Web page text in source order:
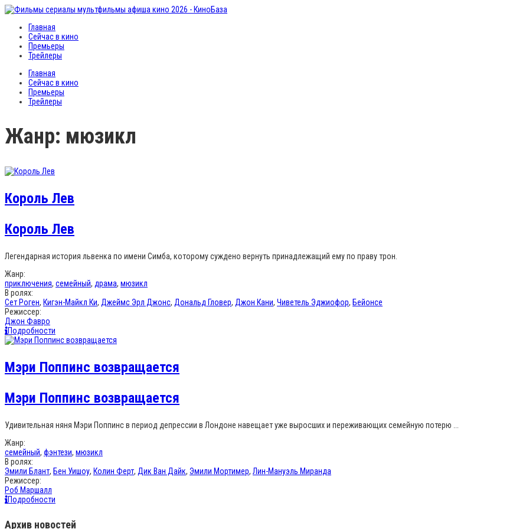
Главная
Сейчас в кино
Премьеры
Трейлеры
Главная
Сейчас в кино
Премьеры
Трейлеры
Жанр: мюзикл
Король Лев
Король Лев
Легендарная история львенка по имени Симба, которому суждено вернуть принадлежащий ему по праву трон.
Жанр:
приключения, семейный, драма, мюзикл
В ролях:
Сет Роген, Кигэн-Майкл Ки, Джеймс Эрл Джонс, Дональд Гловер, Джон Кани, Чиветель Эджиофор, Бейонсе
Режиссер:
Джон Фавро
Подробности
Мэри Поппинс возвращается
Мэри Поппинс возвращается
Удивительная няня Мэри Поппинс в период депрессии в Лондоне навещает уже выросших и переживающих семейную потерю ...
Жанр:
семейный, фэнтези, мюзикл
В ролях:
Эмили Блант, Бен Уишоу, Колин Ферт, Дик Ван Дайк, Эмили Мортимер, Лин-Мануэль Миранда
Режиссер:
Роб Маршалл
Подробности
Архив новостей